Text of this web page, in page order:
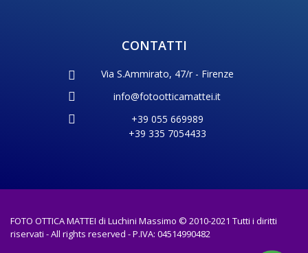
CONTATTI
Via S.Ammirato, 47/r - Firenze
info@fotootticamattei.it
+39 055 669989
+39 335 7054433
FOTO OTTICA MATTEI di Luchini Massimo © 2010-2021 Tutti i diritti
riservati - All rights reserved - P.IVA: 04514990482